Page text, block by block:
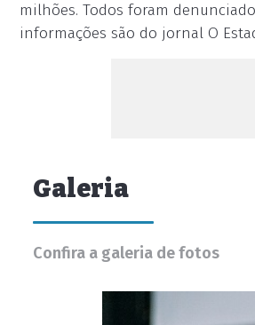
milhões. Todos foram
informações são do jornal O
Galeria
Confira a galeria de fotos